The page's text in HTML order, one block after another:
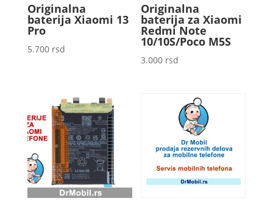
Originalna
baterija Xiaomi 13
Pro
5.700 rsd
Originalna
baterija za Xiaomi
Redmi Note
10/10S/Poco M5S
3.000 rsd